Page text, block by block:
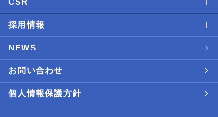
CSR
採用情報
NEWS
お問い合わせ
個人情報保護方針